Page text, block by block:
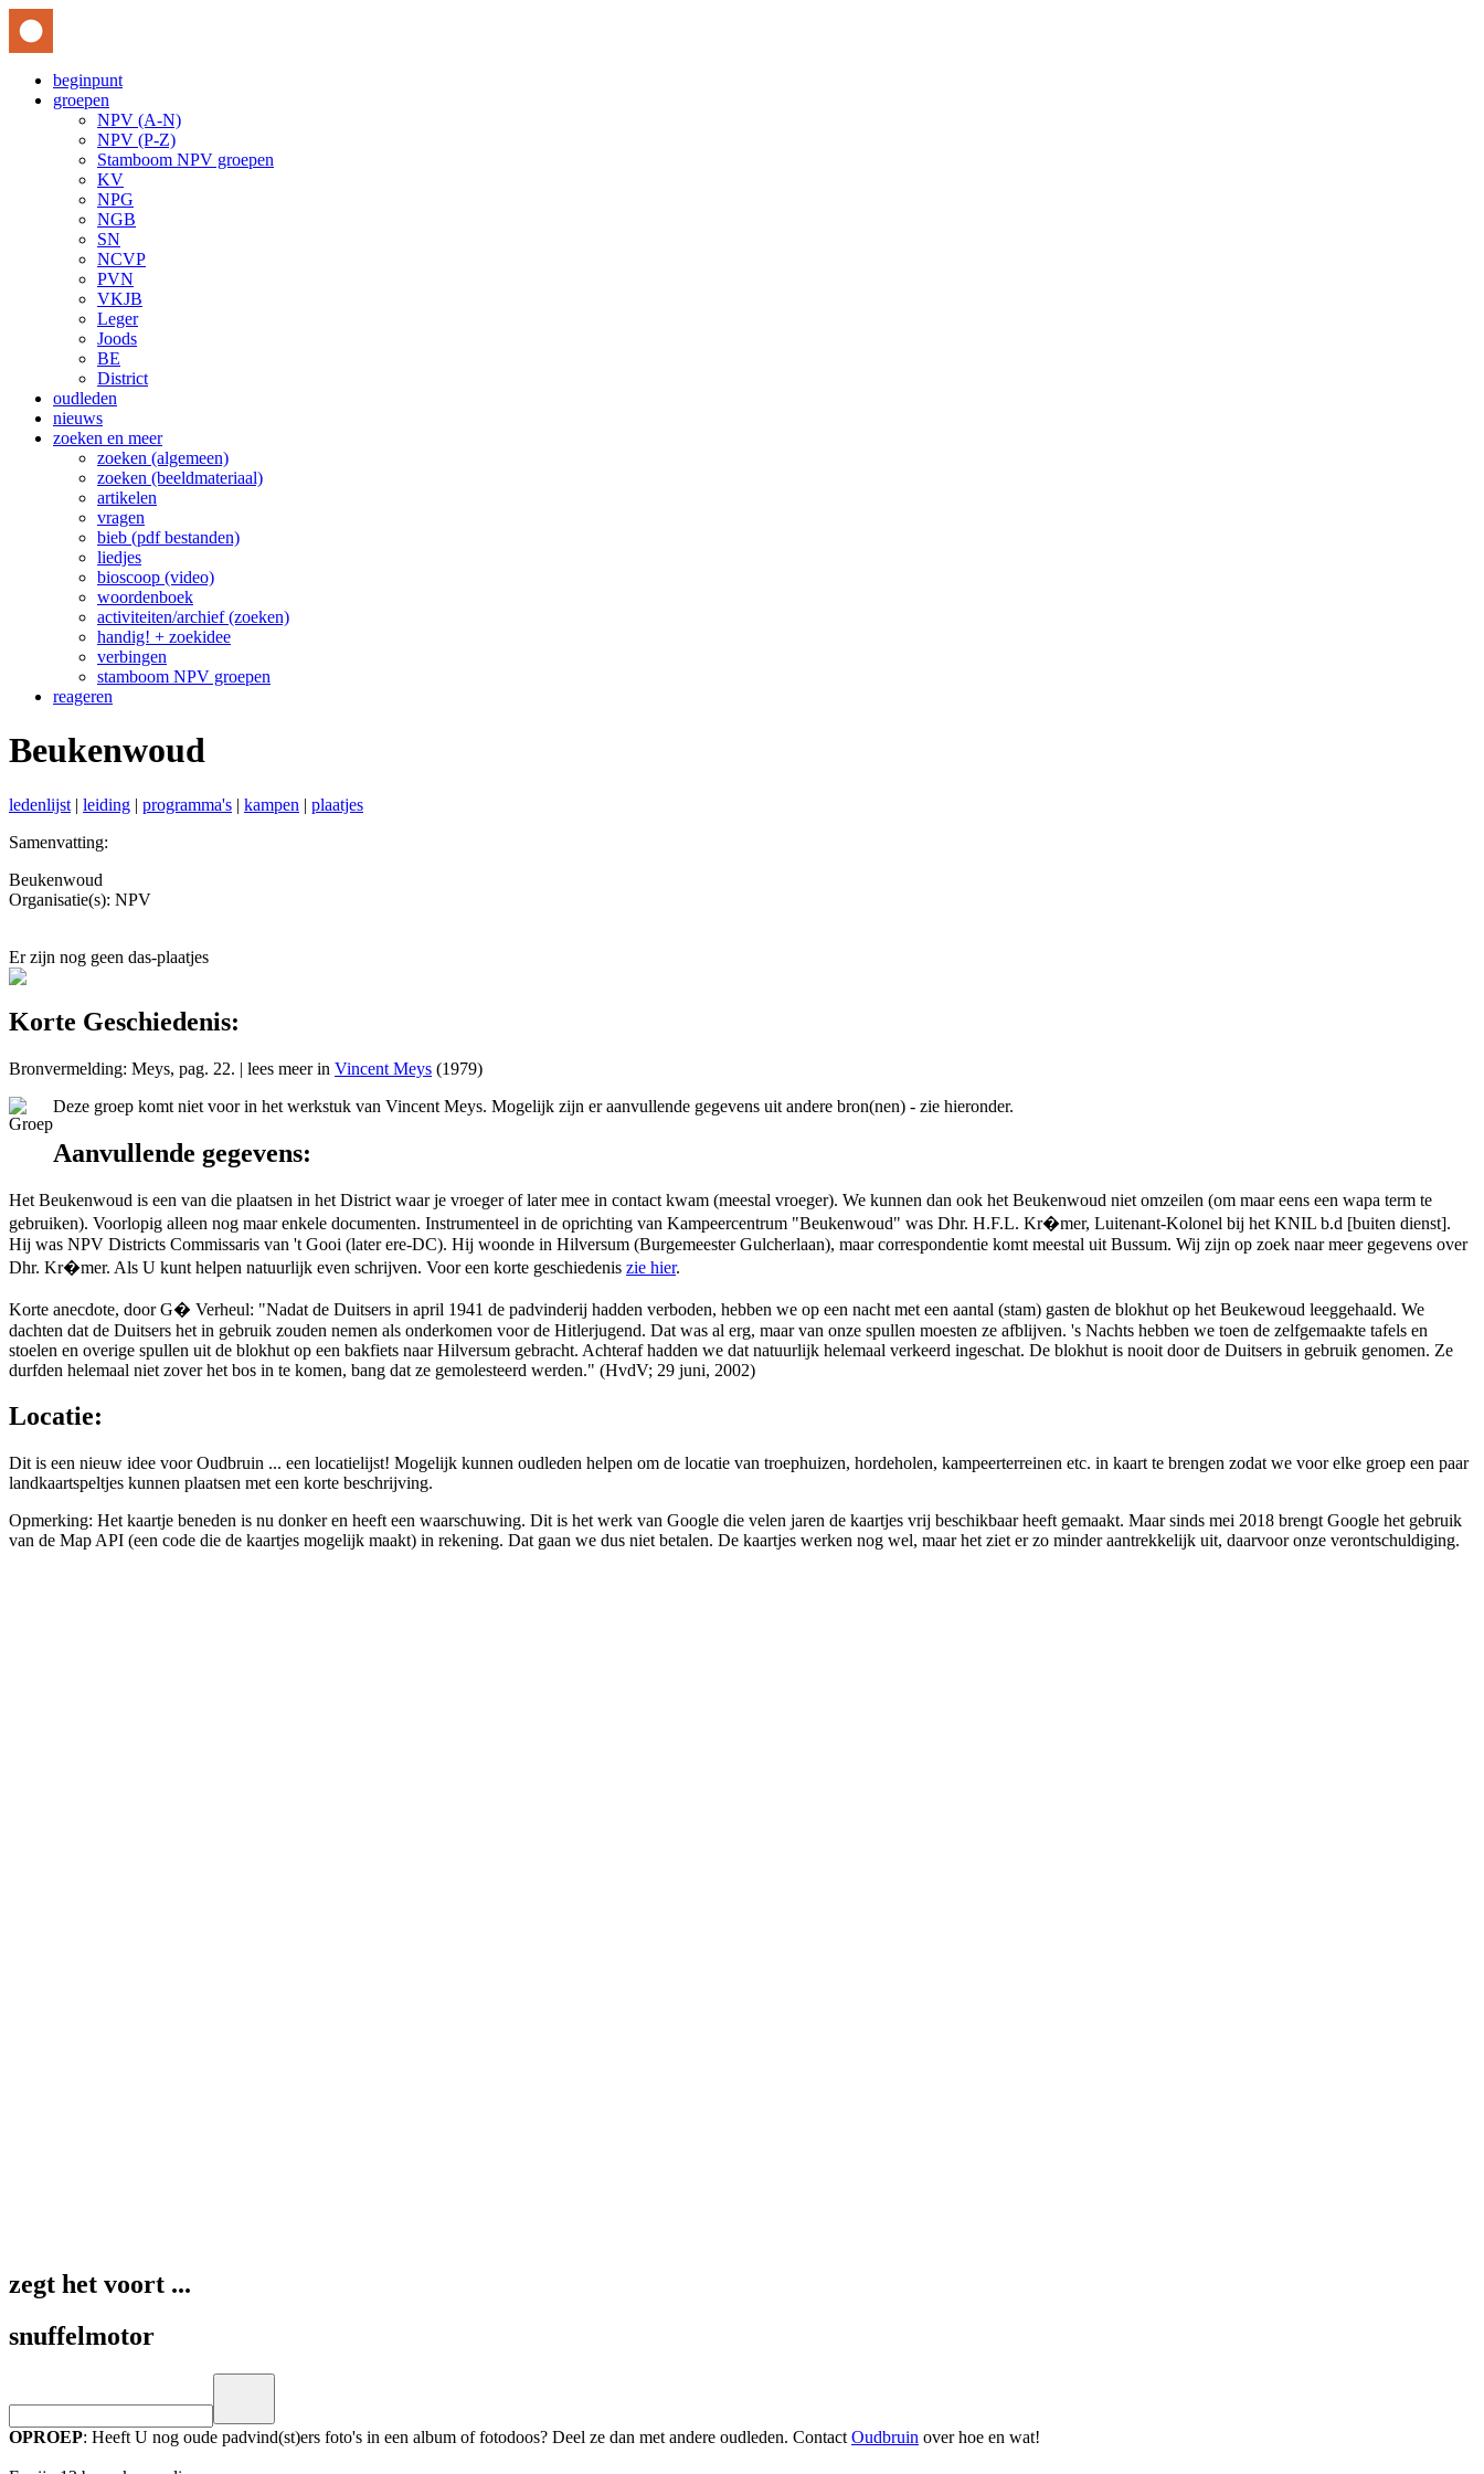
beginpunt
groepen
NPV (A-N)
NPV (P-Z)
Stamboom NPV groepen
KV
NPG
NGB
SN
NCVP
PVN
VKJB
Leger
Joods
BE
District
oudleden
nieuws
zoeken en meer
zoeken (algemeen)
zoeken (beeldmateriaal)
artikelen
vragen
bieb (pdf bestanden)
liedjes
bioscoop (video)
woordenboek
activiteiten/archief (zoeken)
handig! + zoekidee
verbingen
stamboom NPV groepen
reageren
Beukenwoud
ledenlijst | leiding | programma's | kampen | plaatjes
Samenvatting:
Beukenwoud
Organisatie(s): NPV
Er zijn nog geen das-plaatjes
Korte Geschiedenis:
Bronvermelding: Meys, pag. 22. | lees meer in Vincent Meys (1979)
Deze groep komt niet voor in het werkstuk van Vincent Meys. Mogelijk zijn er aanvullende gegevens uit andere bron(nen) - zie hieronder.
Aanvullende gegevens:
Het Beukenwoud is een van die plaatsen in het District waar je vroeger of later mee in contact kwam (meestal vroeger). We kunnen dan ook het Beukenwoud niet omzeilen (om maar eens een wapa term te
gebruiken). Voorlopig alleen nog maar enkele documenten. Instrumenteel in de oprichting van Kampeercentrum "Beukenwoud" was Dhr. H.F.L. Kr�mer, Luitenant-Kolonel bij het KNIL b.d [buiten dienst].
Hij was NPV Districts Commissaris van 't Gooi (later ere-DC). Hij woonde in Hilversum (Burgemeester Gulcherlaan), maar correspondentie komt meestal uit Bussum. Wij zijn op zoek naar meer gegevens over
Dhr. Kr�mer. Als U kunt helpen natuurlijk even schrijven. Voor een korte geschiedenis zie hier.
Korte anecdote, door G� Verheul: "Nadat de Duitsers in april 1941 de padvinderij hadden verboden, hebben we op een nacht met een aantal (stam) gasten de blokhut op het Beukewoud leeggehaald. We
dachten dat de Duitsers het in gebruik zouden nemen als onderkomen voor de Hitlerjugend. Dat was al erg, maar van onze spullen moesten ze afblijven. 's Nachts hebben we toen de zelfgemaakte tafels en
stoelen en overige spullen uit de blokhut op een bakfiets naar Hilversum gebracht. Achteraf hadden we dat natuurlijk helemaal verkeerd ingeschat. De blokhut is nooit door de Duitsers in gebruik genomen. Ze
durfden helemaal niet zover het bos in te komen, bang dat ze gemolesteerd werden." (HvdV; 29 juni, 2002)
Locatie:
Dit is een nieuw idee voor Oudbruin ... een locatielijst! Mogelijk kunnen oudleden helpen om de locatie van troephuizen, hordeholen, kampeerterreinen etc. in kaart te brengen zodat we voor elke groep een paar
landkaartspeltjes kunnen plaatsen met een korte beschrijving.
Opmerking: Het kaartje beneden is nu donker en heeft een waarschuwing. Dit is het werk van Google die velen jaren de kaartjes vrij beschikbaar heeft gemaakt. Maar sinds mei 2018 brengt Google het gebruik
van de Map API (een code die de kaartjes mogelijk maakt) in rekening. Dat gaan we dus niet betalen. De kaartjes werken nog wel, maar het ziet er zo minder aantrekkelijk uit, daarvoor onze verontschuldiging.
zegt het voort ...
snuffelmotor
OPROEP: Heeft U nog oude padvind(st)ers foto's in een album of fotodoos? Deel ze dan met andere oudleden. Contact Oudbruin over hoe en wat!